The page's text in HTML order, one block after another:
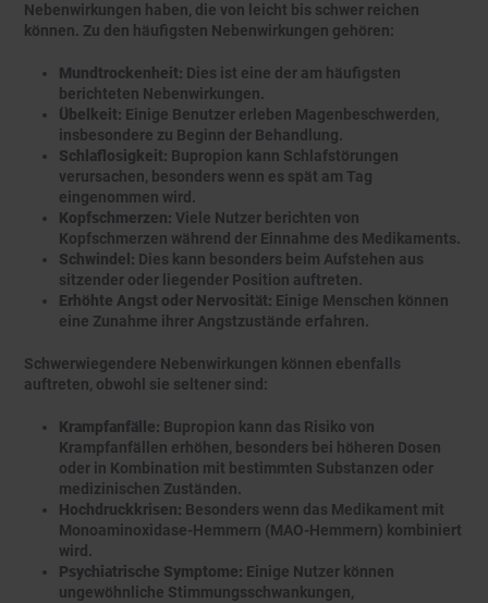
Nebenwirkungen haben, die von leicht bis schwer reichen
können. Zu den häufigsten Nebenwirkungen gehören:
Mundtrockenheit: Dies ist eine der am häufigsten
berichteten Nebenwirkungen.
Übelkeit: Einige Benutzer erleben Magenbeschwerden,
insbesondere zu Beginn der Behandlung.
Schlaflosigkeit: Bupropion kann Schlafstörungen
verursachen, besonders wenn es spät am Tag
eingenommen wird.
Kopfschmerzen: Viele Nutzer berichten von
Kopfschmerzen während der Einnahme des Medikaments.
Schwindel: Dies kann besonders beim Aufstehen aus
sitzender oder liegender Position auftreten.
Erhöhte Angst oder Nervosität: Einige Menschen können
eine Zunahme ihrer Angstzustände erfahren.
Schwerwiegendere Nebenwirkungen können ebenfalls
auftreten, obwohl sie seltener sind:
Krampfanfälle: Bupropion kann das Risiko von
Krampfanfällen erhöhen, besonders bei höheren Dosen
oder in Kombination mit bestimmten Substanzen oder
medizinischen Zuständen.
Hochdruckkrisen: Besonders wenn das Medikament mit
Monoaminoxidase-Hemmern (MAO-Hemmern) kombiniert
wird.
Psychiatrische Symptome: Einige Nutzer können
ungewöhnliche Stimmungsschwankungen,